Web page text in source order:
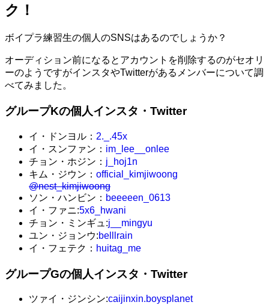
ク！
ボイプラ練習生の個人のSNSはあるのでしょうか？
オーディション前になるとアカウントを削除するのがセオリ
ーのようですがインスタやTwitterがあるメンバーについて調
べてみました。
グループKの個人インスタ・Twitter
イ・ドンヨル： 2._.45x
イ・スンファン： im_lee__onlee
チョン・ホジン： j_hoj1n
キム・ジウン： official_kimjiwoong
@nest_kimjiwoong
ソン・ハンビン： beeeeen_0613
イ・ファニ:5x6_hwani
チョン・ミンギュ:j__mingyu
ユン・ジョンウ:belllrain
イ・フェテク： huitag_me
グループGの個人インスタ・Twitter
ツァイ・ジンシン:caijinxin.boysplanet